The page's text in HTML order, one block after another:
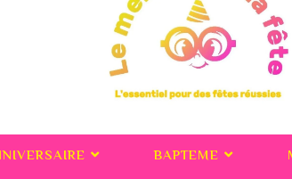
BAPTEME